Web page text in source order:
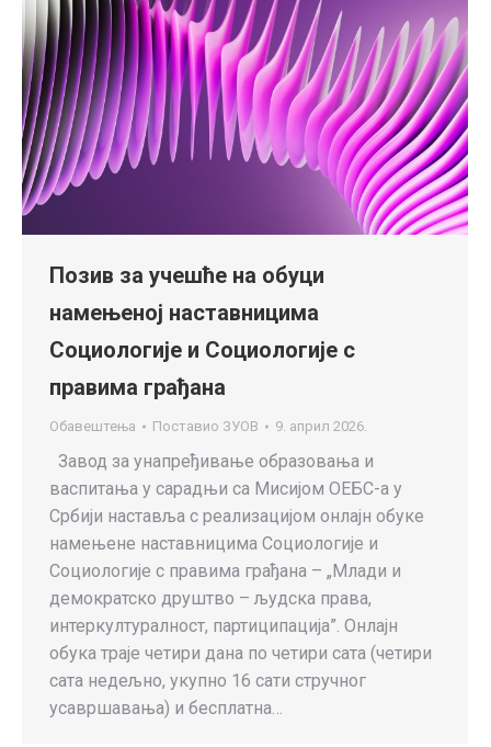
Позив за учешће на обуци
намењеној наставницима
Социологије и Социологије с
правима грађана
Обавештења Поставио ЗУОВ 9. април 2026.
Завод за унапређивање образовања и
васпитања у сарадњи са Мисијом ОЕБС-а у
Србији наставља с реализацијом онлајн обуке
намењене наставницима Социологије и
Социологије с правима грађана – „Млади и
демократско друштво – људска права,
интеркултуралност, партиципација”. Онлаjн
обука траје четири дана по четири сата (четири
сата недељно, укупно 16 сати стручног
усавршавања) и бесплатна…